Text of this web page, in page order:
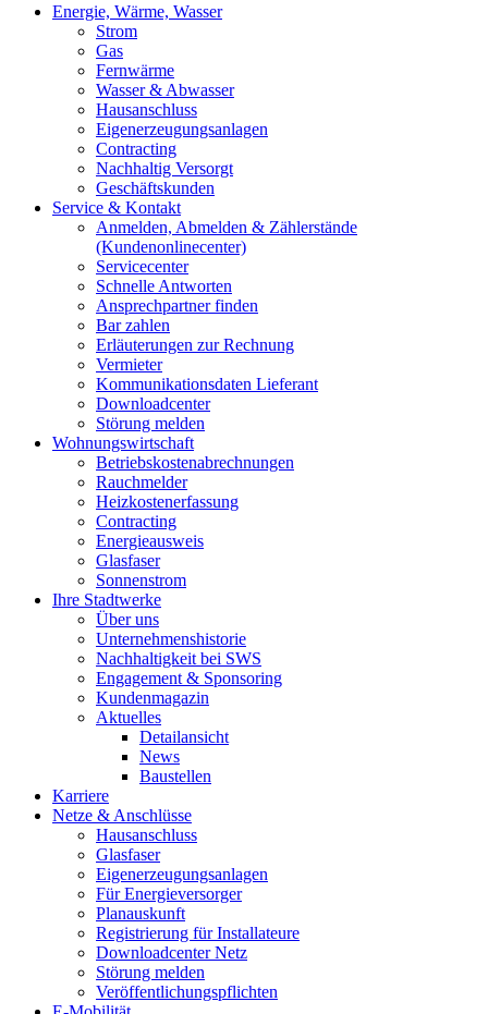
Energie, Wärme, Wasser
Strom
Gas
Fernwärme
Wasser & Abwasser
Hausanschluss
Eigenerzeugungsanlagen
Contracting
Nachhaltig Versorgt
Geschäftskunden
Service & Kontakt
Anmelden, Abmelden & Zählerstände
(Kundenonlinecenter)
Servicecenter
Schnelle Antworten
Ansprechpartner finden
Bar zahlen
Erläuterungen zur Rechnung
Vermieter
Kommunikationsdaten Lieferant
Downloadcenter
Störung melden
Wohnungswirtschaft
Betriebskostenabrechnungen
Rauchmelder
Heizkostenerfassung
Contracting
Energieausweis
Glasfaser
Sonnenstrom
Ihre Stadtwerke
Über uns
Unternehmenshistorie
Nachhaltigkeit bei SWS
Engagement & Sponsoring
Kundenmagazin
Aktuelles
Detailansicht
News
Baustellen
Karriere
Netze & Anschlüsse
Hausanschluss
Glasfaser
Eigenerzeugungsanlagen
Für Energieversorger
Planauskunft
Registrierung für Installateure
Downloadcenter Netz
Störung melden
Veröffentlichungspflichten